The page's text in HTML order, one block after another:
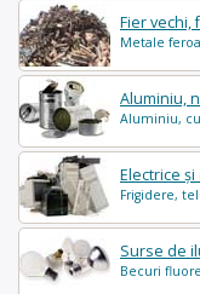
Fier vechi,
Metale
Aluminiu,
Aluminiu,
Electrice
Frigidere,
Surse de
Becuri